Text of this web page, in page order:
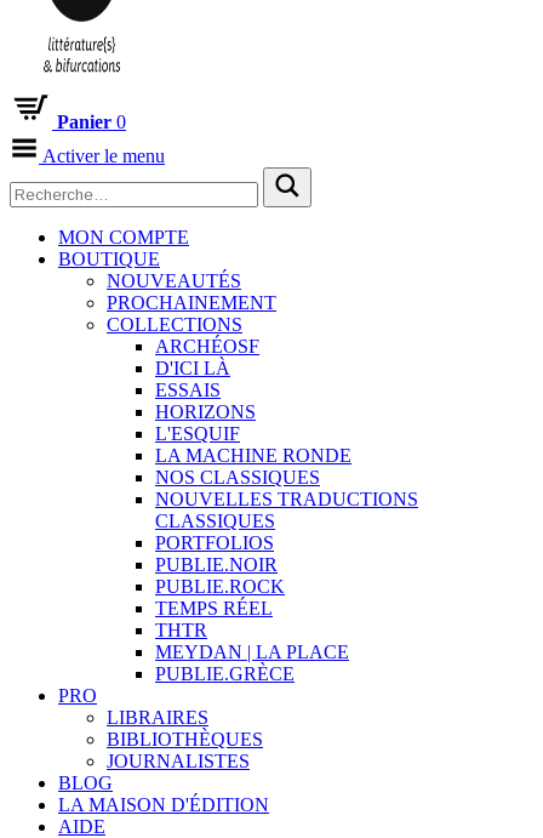
Panier 0
Activer le menu
MON COMPTE
BOUTIQUE
NOUVEAUTÉS
PROCHAINEMENT
COLLECTIONS
ARCHÉOSF
D'ICI LÀ
ESSAIS
HORIZONS
L'ESQUIF
LA MACHINE RONDE
NOS CLASSIQUES
NOUVELLES TRADUCTIONS
CLASSIQUES
PORTFOLIOS
PUBLIE.NOIR
PUBLIE.ROCK
TEMPS RÉEL
THTR
MEYDAN | LA PLACE
PUBLIE.GRÈCE
PRO
LIBRAIRES
BIBLIOTHÈQUES
JOURNALISTES
BLOG
LA MAISON D'ÉDITION
AIDE